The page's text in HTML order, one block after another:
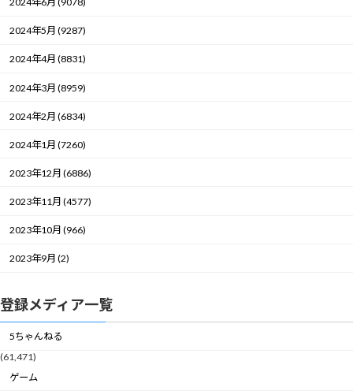
2024年5月 (9287)
2024年4月 (8831)
2024年3月 (8959)
2024年2月 (6834)
2024年1月 (7260)
2023年12月 (6886)
2023年11月 (4577)
2023年10月 (966)
2023年9月 (2)
登録メディア一覧
5ちゃんねる
(61,471)
ゲーム